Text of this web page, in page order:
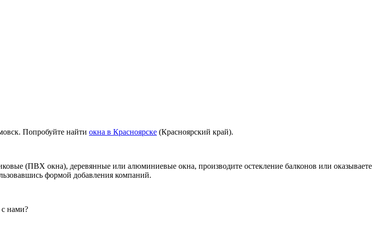
Попробуйте найти окна в Красноярске (Красноярский край).
(ПВХ окна), деревянные или алюминиевые окна, производите остекление балконов или оказываете
формой добавления компаний.
нами?